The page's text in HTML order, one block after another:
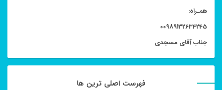
همـراه:
00989132634245
جناب آقای مسجدی
فهرست اصلی ترین ها